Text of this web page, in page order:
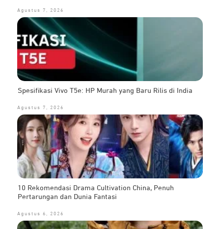
Agustus 7, 2026
Spesifikasi Vivo T5e: HP Murah yang Baru Rilis di India
Agustus 7, 2026
10 Rekomendasi Drama Cultivation China, Penuh
Pertarungan dan Dunia Fantasi
Agustus 6, 2026